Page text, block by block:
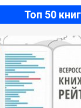
Топ 50 книг